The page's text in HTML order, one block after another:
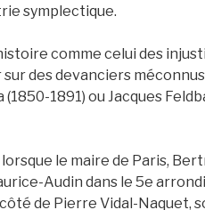
symplectique.
comme celui des
des devanciers
(1850-1891) ou Jacques
lorsque le maire de Paris,
Audin dans le 5e
de Pierre Vidal-Naquet,